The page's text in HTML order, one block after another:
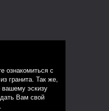
ознакомиться с
гранита. Так же,
эскизу
Вам свой